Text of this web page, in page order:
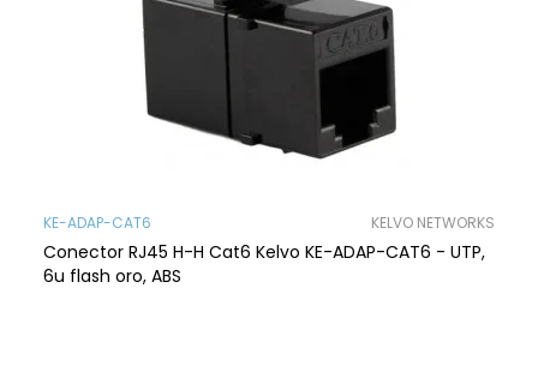
KE-ADAP-CAT6 KELVO NETWORKS
Conector RJ45 H-H Cat6 Kelvo KE-ADAP-CAT6 - UTP,
6u flash oro, ABS